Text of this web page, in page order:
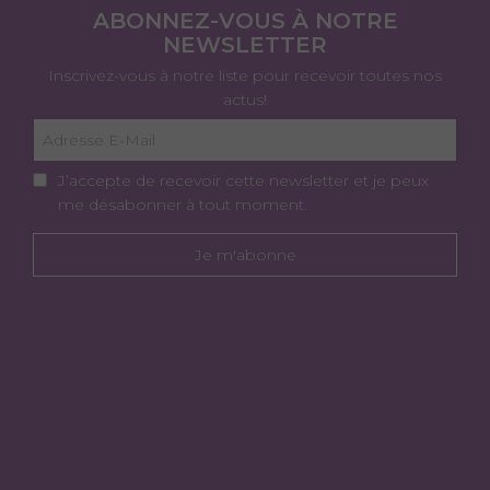
ABONNEZ-VOUS À NOTRE
NEWSLETTER
Inscrivez-vous à notre liste pour recevoir toutes nos
actus!
J’accepte de recevoir cette newsletter et je peux
me désabonner à tout moment.
Je m'abonne